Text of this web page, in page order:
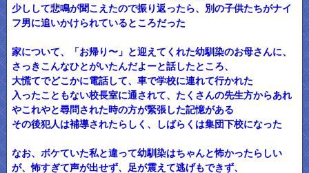
少しして悲鳴が聞こえたので振り返ったら、別の子供たちがナイ
フ男に追いかけられているところだった
家について、「お帰り〜」と迎えてくれた幼馴染のお母さんに、
さっきこんなひとがいたんだよーと話したところ、
大慌てでどこかに電話して、車で学校に連れて行かれた
入ったこともない校長室に通されて、たくさんの先生方からあれ
やこれやと尋問された時の方が緊張した記憶がある
その後犯人は補導されたらしく、しばらくは集団下校になった
なお、ボケていた私と違って幼馴染はちゃんと怖かったらしい
が、怖すぎて声が出せず、足が震えて逃げもできず、